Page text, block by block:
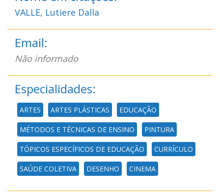
VALLE, Lutiere Dalla
Email:
Não informado
Especialidades:
ARTES ARTES PLÁSTICAS EDUCAÇÃO
MÉTODOS E TÉCNICAS DE ENSINO PINTURA
TÓPICOS ESPECÍFICOS DE EDUCAÇÃO CURRÍCULO
SAÚDE COLETIVA DESENHO CINEMA